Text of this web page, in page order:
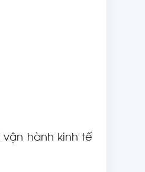
hành kinh tế